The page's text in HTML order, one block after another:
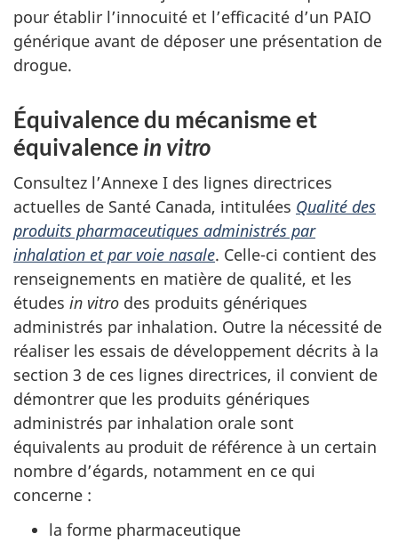
pour établir l’innocuité et l’efficacité d’un PAIO
générique avant de déposer une présentation de
drogue.
Équivalence du mécanisme et
équivalence in vitro
Consultez l’Annexe I des lignes directrices
actuelles de Santé Canada, intitulées Qualité des
produits pharmaceutiques administrés par
inhalation et par voie nasale. Celle-ci contient des
renseignements en matière de qualité, et les
études in vitro des produits génériques
administrés par inhalation. Outre la nécessité de
réaliser les essais de développement décrits à la
section 3 de ces lignes directrices, il convient de
démontrer que les produits génériques
administrés par inhalation orale sont
équivalents au produit de référence à un certain
nombre d’égards, notamment en ce qui
concerne :
la forme pharmaceutique